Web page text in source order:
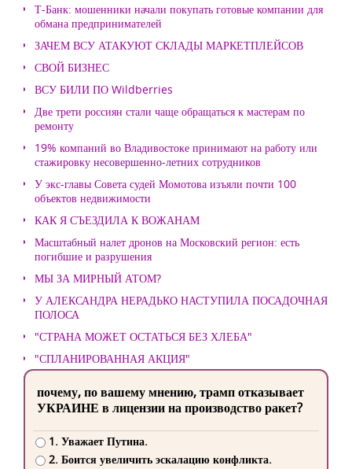
Т-Банк: мошенники начали покупать готовые компании для
обмана предпринимателей
ЗАЧЕМ ВСУ АТАКУЮТ СКЛАДЫ МАРКЕТПЛЕЙСОВ
СВОЙ БИЗНЕС
ВСУ БИЛИ ПО Wildberries
Две трети россиян стали чаще обращаться к мастерам по
ремонту
19% компаний во Владивостоке принимают на работу или
стажировку несовершенно-летних сотрудников
У экс-главы Совета судей Момотова изъяли почти 100
объектов недвижимости
КАК Я СЪЕЗДИЛА К ВОЖАНАМ
Масштабный налет дронов на Московский регион: есть
погибшие и разрушения
МЫ ЗА МИРНЫЙ АТОМ?
У АЛЕКСАНДРА НЕРАДЬКО НАСТУПИЛА ПОСАДОЧНАЯ
ПОЛОСА
"СТРАНА МОЖЕТ ОСТАТЬСЯ БЕЗ ХЛЕБА"
"СПЛАНИРОВАННАЯ АКЦИЯ"
почему, по вашему мнению, трамп отказывает
УКРАИНЕ в лицензии на производство ракет?
1. Уважает Путина.
2. Боится увеличить эскалацию конфликта.